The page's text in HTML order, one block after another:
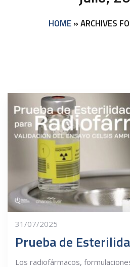
HOME»ARCHIVES
31/07/2025
Los radiofármacos,